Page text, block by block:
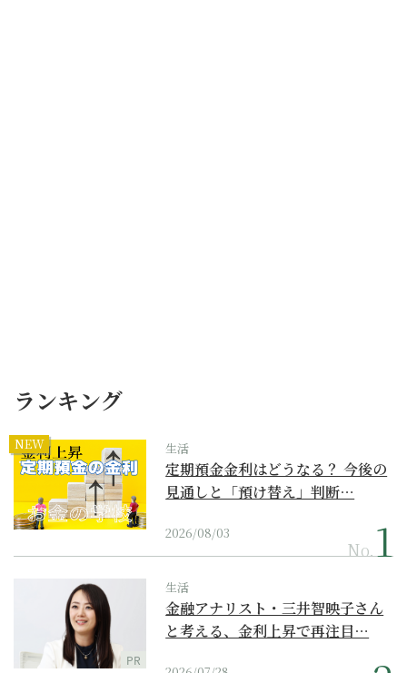
ランキング
NEW 生活
定期預金金利はどうなる？ 今後の
見通しと「預け替え」判断…
2026/08/03
No.
PR
生活
金融アナリスト・三井智映子さん
と考える、金利上昇で再注目…